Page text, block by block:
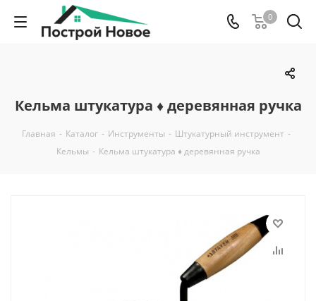
0
Кельма штукатура ♦ деревянная ручка
Главная - Каталог - Инструменты - Штукатурный инструмент -
Кельмы - Кельма штукатура ♦ деревянная ручка